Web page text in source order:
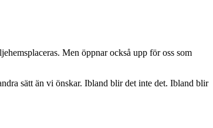
Men öppnar också upp för oss som
sätt än vi önskar. Ibland blir det inte det. Ibland blir